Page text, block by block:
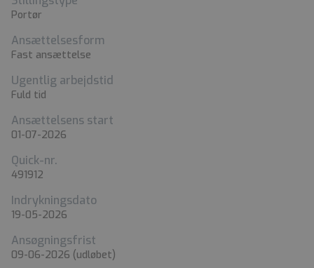
Portør
Ansættelsesform
Fast ansættelse
Ugentlig arbejdstid
Fuld tid
Ansættelsens start
01-07-2026
Quick-nr.
491912
Indrykningsdato
19-05-2026
Ansøgningsfrist
09-06-2026 (udløbet)